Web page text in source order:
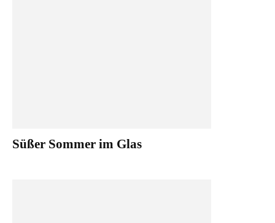
Süßer Sommer im Glas